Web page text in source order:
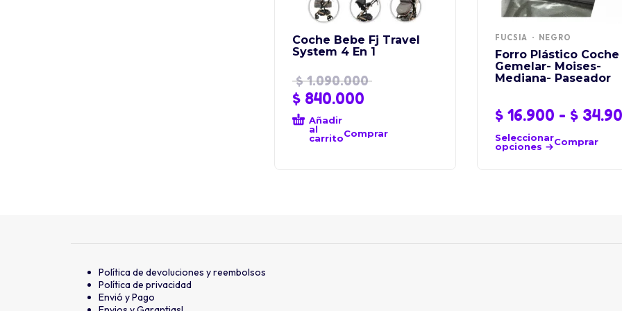
Coche Bebe Fj Travel
System 4 En 1
$1.090.000
$840.000
Añadir
al
carritoComprar
FUCSIA NEGRO
Forro Plástico Coche
Gemelar- Moises-
Mediana- Paseador
$16.900 - $
Seleccionar
opciones
Comprar
Política de devoluciones y reembolsos
Política de privacidad
Envió y Pago